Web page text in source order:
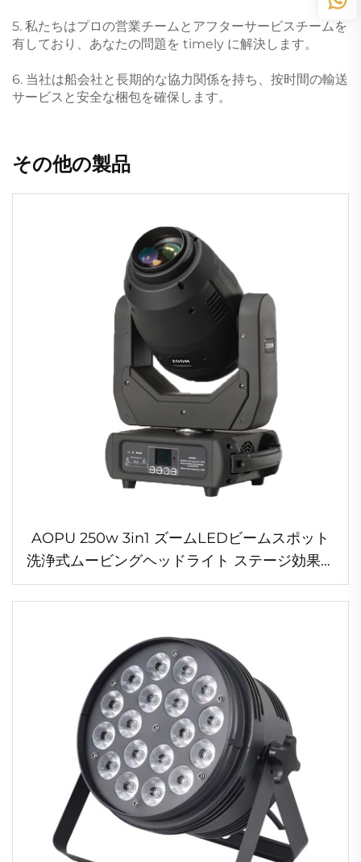
5. 私たちはプロの営業チームとアフターサービスチームを
有しており、あなたの問題を timely に解決します。
6. 当社は船会社と長期的な協力関係を持ち、按时間の輸送
サービスと安全な梱包を確保します。
その他の製品
AOPU 250w 3in1 ズームLEDビームスポット
洗浄式ムービングヘッドライト ステージ効果照
明 DMXコントロール付き ディスコ・パーティ
ー・クラブ・バー用